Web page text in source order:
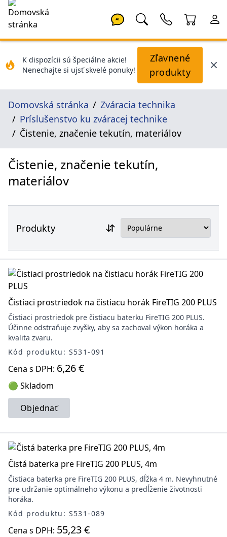
AI
K dispozícii sú špeciálne akcie!
Nenechajte si ujsť skvelé ponuky!
Zľavnené
produkty
Domovská stránka
Zváracia technika
Príslušenstvo ku zváracej technike
Čistenie, značenie tekutín, materiálov
Čistenie, značenie tekutín,
materiálov
Produkty
Čistiaci prostriedok na čistiacu horák FireTIG 200 PLUS
Čistiaci prostriedok pre čistiacu baterku FireTIG 200 PLUS.
Účinne odstraňuje zvyšky, aby sa zachoval výkon horáka a
kvalita zvaru.
Kód produktu: S531-091
Cena s DPH: 6,26 €
🟢 Skladom
Objednať
Čistá baterka pre FireTIG 200 PLUS, 4m
Čistiaca baterka pre FireTIG 200 PLUS, dĺžka 4 m. Nevyhnutné
pre udržanie optimálneho výkonu a predĺženie životnosti
horáka.
Kód produktu: S531-089
Cena s DPH: 55,23 €